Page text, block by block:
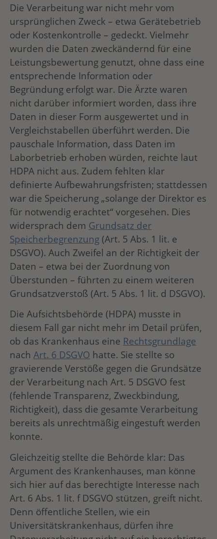
Die Verarbeitung war nicht mehr vom
ursprünglichen Zweck – etwa Gerätebetrieb
oder Kostenkontrolle – gedeckt. Vielmehr
wurden die Daten zweckändernd für eine
Leistungsbewertung genutzt, ohne dass eine
entsprechende Information oder
Begründung erfolgt war. Die Ärzte waren
nicht darüber informiert worden, dass ihre
Daten in dieser Form ausgewertet und in
Vergleichstabellen überführt werden. Die
pauschale Information, dass Daten im
Laborbetrieb erhoben würden, reichte laut
HDPA nicht aus. Zudem fehlten klar
definierte Aufbewahrungsfristen; stattdessen
war die Speicherung „solange der Direktor es
für notwendig erachtet“ vorgesehen. Dies
widersprach dem Grundsatz der
Speicherbegrenzung (Art. 5 Abs. 1 lit. e
DSGVO). Auch Zweifel an der Richtigkeit der
Daten – etwa bei der Zuordnung von
Überstunden – führten zu einem weiteren
Grundsatzverstoß (Art. 5 Abs. 1 lit. d DSGVO).
Die Aufsichtsbehörde (HDPA) musste in
diesem Fall gar nicht mehr im Detail prüfen,
ob das Krankenhaus eine Rechtsgrundlage
nach Art. 6 DSGVO hatte. Sie stellte so
gravierende Verstöße gegen die Grundsätze
der Verarbeitung nach Art. 5 DSGVO fest
(fehlende Transparenz, Zweckbindung,
Richtigkeit), dass die gesamte Verarbeitung
bereits als unrechtmäßig eingestuft werden
konnte.
Gleichzeitig stellte die Behörde klar: Das
Argument des Krankenhauses, man könne
sich hier auf das berechtigte Interesse nach
Art. 6 Abs. 1 lit. f DSGVO stützen, greift nicht.
Denn öffentliche Stellen, wie ein
Universitätskrankenhaus, dürfen ihre